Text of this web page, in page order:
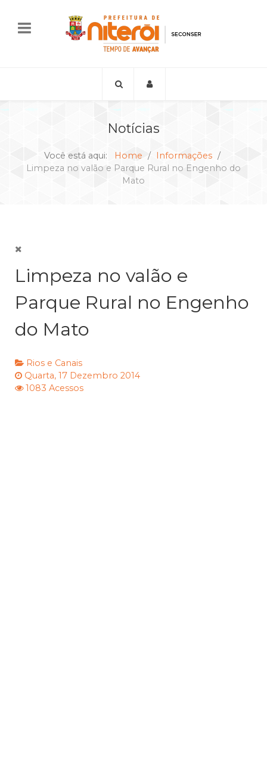
Notícias
Você está aqui: Home
Informações
Limpeza no valão e Parque Rural no Engenho do
Mato
Limpeza no valão e
Parque Rural no Engenho
do Mato
Rios e Canais
Quarta, 17 Dezembro 2014
1083 Acessos